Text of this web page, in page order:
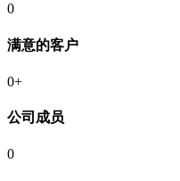
0
满意的客户
0+
公司成员
0